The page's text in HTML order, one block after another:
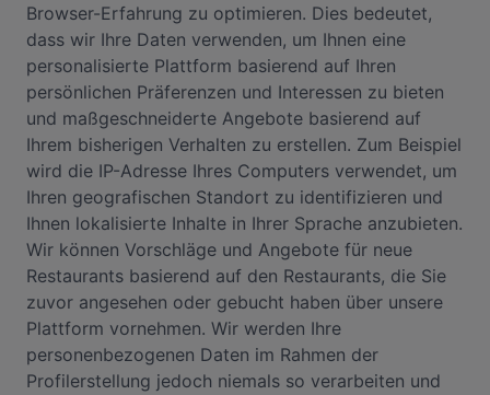
Browser-Erfahrung zu optimieren. Dies bedeutet,
dass wir Ihre Daten verwenden, um Ihnen eine
personalisierte Plattform basierend auf Ihren
persönlichen Präferenzen und Interessen zu bieten
und maßgeschneiderte Angebote basierend auf
Ihrem bisherigen Verhalten zu erstellen. Zum Beispiel
wird die IP-Adresse Ihres Computers verwendet, um
Ihren geografischen Standort zu identifizieren und
Ihnen lokalisierte Inhalte in Ihrer Sprache anzubieten.
Wir können Vorschläge und Angebote für neue
Restaurants basierend auf den Restaurants, die Sie
zuvor angesehen oder gebucht haben über unsere
Plattform vornehmen. Wir werden Ihre
personenbezogenen Daten im Rahmen der
Profilerstellung jedoch niemals so verarbeiten und